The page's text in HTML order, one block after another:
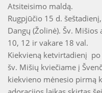
Atsiteisimo maldą.
Rugpjūčio 15 d.
Dangų (Žolinė). Šv.
10, 12 ir vakare 18 val.
Kiekvieną ketvirtadienį
šv. Mišių kviečiame į
kiekvieno mėnesio pirmą